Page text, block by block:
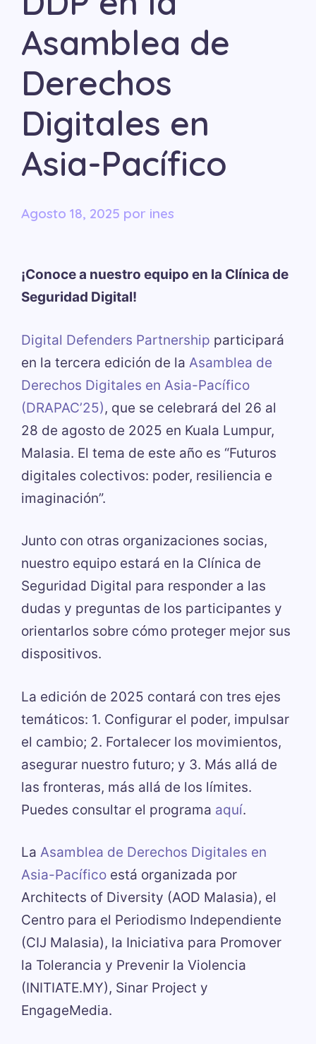
Asamblea de
Derechos
Digitales en
Asia-Pacífico
agosto 18, 2025 por ines
¡Conoce a nuestro equipo en la Clínica de
Seguridad Digital!
Digital Defenders Partnership participará
en la tercera edición de la Asamblea de
Derechos Digitales en Asia-Pacífico
(DRAPAC’25), que se celebrará del 26 al
28 de agosto de 2025 en Kuala Lumpur,
Malasia. El tema de este año es “Futuros
digitales colectivos: poder, resiliencia e
imaginación”.
Junto con otras organizaciones socias,
nuestro equipo estará en la Clínica de
Seguridad Digital para responder a las
dudas y preguntas de los participantes y
orientarlos sobre cómo proteger mejor sus
dispositivos.
La edición de 2025 contará con tres ejes
temáticos: 1. Configurar el poder, impulsar
el cambio; 2. Fortalecer los movimientos,
asegurar nuestro futuro; y 3. Más allá de
las fronteras, más allá de los límites.
Puedes consultar el programa aquí.
La Asamblea de Derechos Digitales en
Asia-Pacífico está organizada por
Architects of Diversity (AOD Malasia), el
Centro para el Periodismo Independiente
(CIJ Malasia), la Iniciativa para Promover
la Tolerancia y Prevenir la Violencia
(INITIATE.MY), Sinar Project y
EngageMedia.